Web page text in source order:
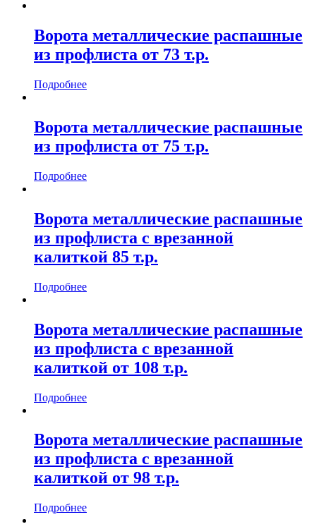
Ворота металлические распашные
из профлиста от 73 т.р.
Подробнее
Ворота металлические распашные
из профлиста от 75 т.р.
Подробнее
Ворота металлические распашные
из профлиста с врезанной
калиткой 85 т.р.
Подробнее
Ворота металлические распашные
из профлиста с врезанной
калиткой от 108 т.р.
Подробнее
Ворота металлические распашные
из профлиста с врезанной
калиткой от 98 т.р.
Подробнее